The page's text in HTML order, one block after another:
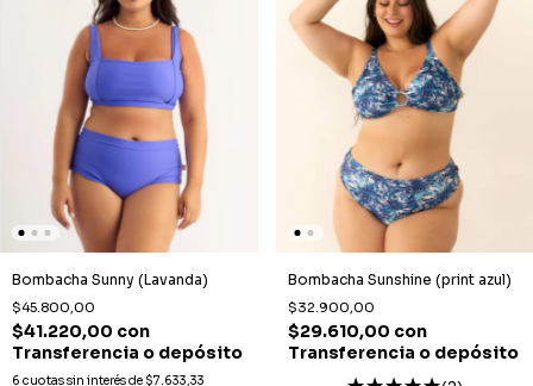
Bombacha Sunny (Lavanda)
$45.800,00
$41.220,00 con
Transferencia o depósito
6 cuotas sin interés de $7.633,33
Bombacha Sunshine (print azul)
$32.900,00
$29.610,00 con
Transferencia o depósito